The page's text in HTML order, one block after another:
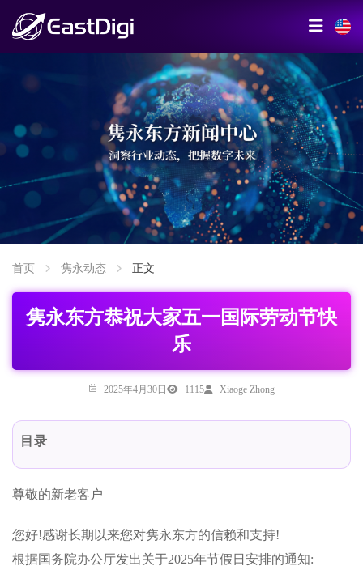
首页 隽永动态 正文
隽永东方恭祝大家五一国际劳动节快
乐
2025年4月30日 1115 Xiaoge Zhong
目录
尊敬的新老客户
您好!感谢长期以来您对隽永东方的信赖和支持!
根据国务院办公厅发出关于2025年节假日安排的通知: